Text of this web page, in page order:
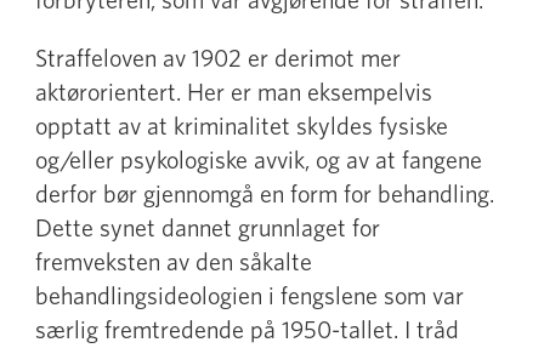
Straffeloven av 1902 er derimot mer
aktørorientert. Her er man eksempelvis
opptatt av at kriminalitet skyldes fysiske
og/eller psykologiske avvik, og av at fangene
derfor bør gjennomgå en form for behandling.
Dette synet dannet grunnlaget for
fremveksten av den såkalte
behandlingsideologien i fengslene som var
særlig fremtredende på 1950-tallet. I tråd